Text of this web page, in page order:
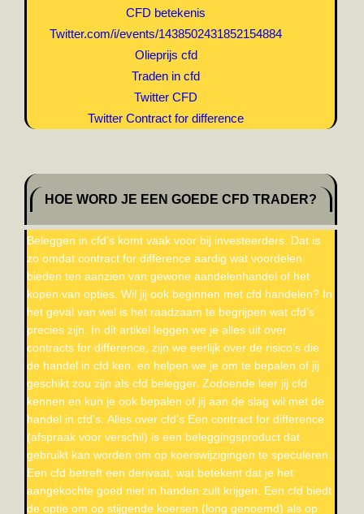
CFD betekenis
Twitter.com/i/events/1438502431852154884
Olieprijs cfd
Traden in cfd
Twitter CFD
Twitter Contract for difference
HOE WORD JE EEN GOEDE CFD TRADER?
Beleggen in cfd’s komt vaak voor bij investeerders. Dat is
zo omdat contract for difference aardig wat voordelen
bieden ten aanzien van gewone aandelenhandel of het
kopen van opties. Wil jij ook beginnen met cfd handelen? In
het geval van wel is het raadzaam te begrijpen wat cfd’s
precies zijn. In dit artikel leggen we je alles uit over
contracts for difference, zijn we eerlijk over de risico’s die
de handel in cfd ken. en helpen we je om te bepalen of jij
geschikt zou zijn als cfd belegger. Zodoende leer jij cfd
kennen en kun je ook bepalen of jij aan de slag wil met de
handel in cfd’s. Alles over cfd’s Een contract for difference
(afspraak voor verschil) is een beleggingsproduct dat
gebruikt kan worden om op koerswijzigingen te speculeren.
Een cfd betreft een derivaat, wat betekent dat je het
aangekochte goed niet in handen zult krijgen. Een cfd biedt
de optie om op stijgende koersen (long genoemd) als op